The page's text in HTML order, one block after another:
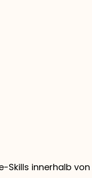
Skills innerhalb